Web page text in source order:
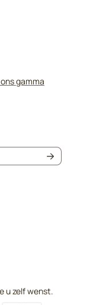
gamma
u zelf wenst.